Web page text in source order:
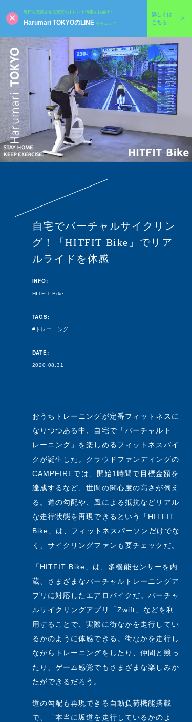
毎日を充実させる東京のトレンド情報をお届け！
Harumari TOKYOのLINE をチェック
詳しくは
こちら
自宅でバーチャルサイクリン
グ！「HITFIT Bike」でリア
ルライドを体感
INFO:
HITFIT Bike
TAGS:
トレーニング
DATE:
2020.08.31
おうちトレーニングが定番フィットネスに
なりつつある中、自宅で「バーチャルト
レーニング」を楽しめるフィットネスバイ
クが誕生した。クラウドファンディングの
CAMPFIREでは、開始1時間で目標金額を
達成するなど、世間の関心度の高さが伺え
る。道の勾配や、風による抵抗などリアル
な走行状態を再現できるという「HITFIT
Bike」は、フィットネスパーソンだけでな
く、サイクリングファンも要チェックだ。
「HITFIT Bike」は、多機能センサーを内
蔵、さまざまなバーチャルトレーニングア
プリに対応したエアロバイクだ。バーチャ
ルサイクリングアプリ「Zwift」などを利
用することで、実際に街なかを走行してい
るかのように体感できる。街なかを走行し
ながらトレーニングをしたり、仲間と競っ
たり、ゲーム感覚でもさまざまな楽しみか
たができるだろう。
道の勾配も再現できる自動負荷機能搭載
で、「本当に坂道を走行しているかのよ